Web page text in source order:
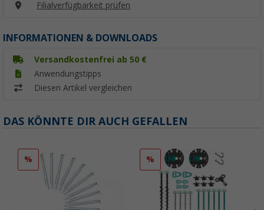
Filialverfügbarkeit prüfen
INFORMATIONEN & DOWNLOADS
Versandkostenfrei ab 50 €
Anwendungstipps
Diesen Artikel vergleichen
DAS KÖNNTE DIR AUCH GEFALLEN
% %